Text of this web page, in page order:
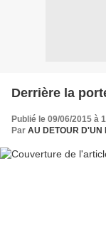
Derrière la
Publié le 09/06/2015 à
Par AU DETOUR D'UN